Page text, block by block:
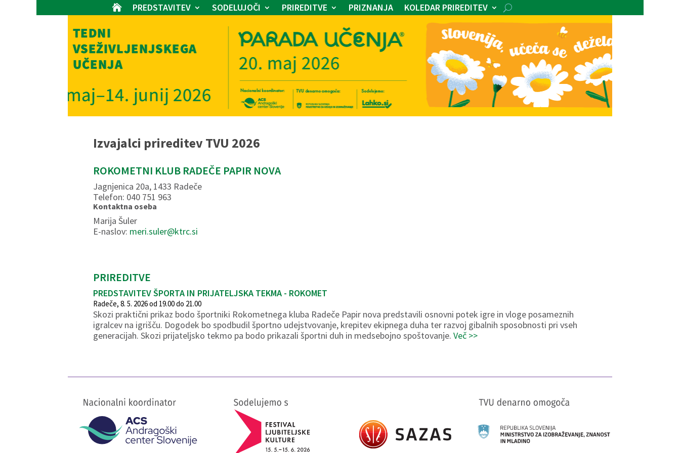
 PREDSTAVITEV SODELUJOČI PRIREDITVE PRIZNANJA KOLEDAR PRIREDITEV
Izvajalci prireditev TVU 2026
ROKOMETNI KLUB RADEČE PAPIR NOVA
Jagnjenica 20a, 1433 Radeče
Telefon: 040 751 963
Kontaktna oseba
Marija Šuler
E-naslov: meri.suler@ktrc.si
PRIREDITVE
PREDSTAVITEV ŠPORTA IN PRIJATELJSKA TEKMA - ROKOMET
Radeče, 8. 5. 2026 od 19.00 do 21.00
Skozi praktični prikaz bodo športniki Rokometnega kluba Radeče Papir nova predstavili osnovni potek igre in vloge posameznih
igralcev na igrišču. Dogodek bo spodbudil športno udejstvovanje, krepitev ekipnega duha ter razvoj gibalnih sposobnosti pri vseh
generacijah. Skozi prijateljsko tekmo pa bodo prikazali športni duh in medsebojno spoštovanje.Več >>